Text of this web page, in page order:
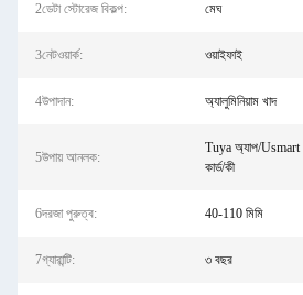
2ডেটা স্টোরেজ বিকল্প: মেঘ
3নেটওয়ার্ক: ওয়াইফাই
4উপাদান: অ্যালুমিনিয়াম খাদ
5উপায় আনলক:
Tuya অ্যাপ/Usmart
কার্ড/কী
6দরজা পুরুত্ব: 40-110 মিমি
7গ্যারান্টি: ৩ বছর